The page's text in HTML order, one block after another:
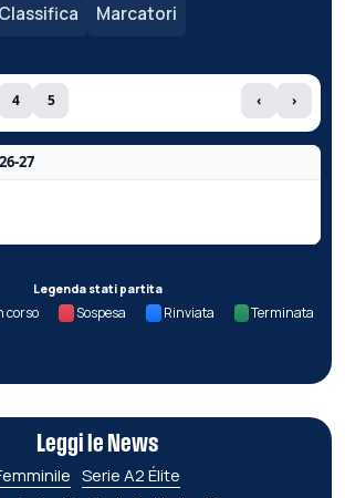
Classifica Marcatori
4 5 ‹ ›
27
Legenda stati partita
corso Sospesa Rinviata Terminata
Leggi le News
Serie A2 Élite